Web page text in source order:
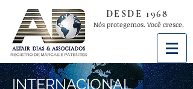
DESDE 1968
Nós protegemos. Você cresce.
INTERNACIONAL